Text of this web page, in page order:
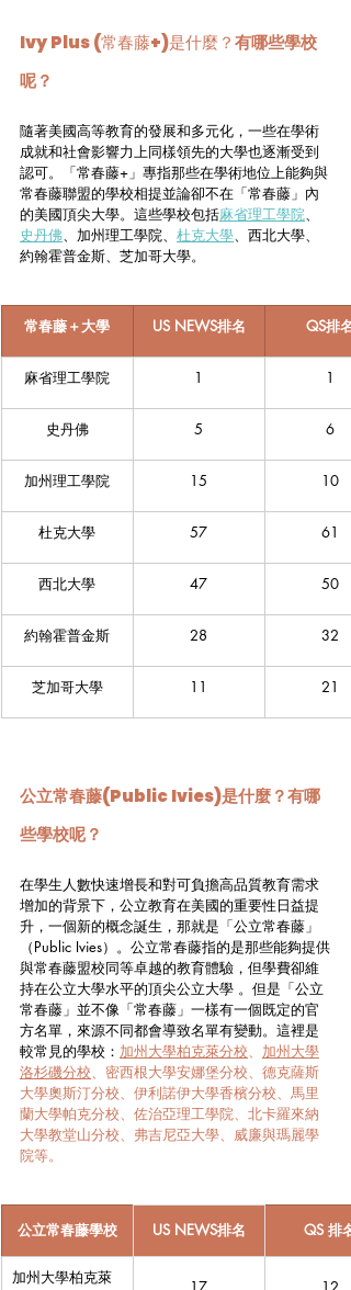
Ivy Plus (常春藤+)是什麼？有哪些學校
呢？
隨著美國高等教育的發展和多元化，一些在學術
成就和社會影響力上同樣領先的大學也逐漸受到
認可。「常春藤+」專指那些在學術地位上能夠與
常春藤聯盟的學校相提並論卻不在「常春藤」內
的美國頂尖大學。這些學校包括麻省理工學院、
史丹佛、加州理工學院、 杜克大學、西北大學、
約翰霍普金斯、芝加哥大學。
常春藤＋大學 US NEWS排名 QS排名
麻省理工學院 1 1
史丹佛 5 6
加州理工學院 15 10
杜克大學 57 61
西北大學 47 50
約翰霍普金斯 28 32
芝加哥大學 11 21
公立常春藤(Public Ivies)是什麼？有哪
些學校呢？
在學生人數快速增長和對可負擔高品質教育需求
增加的背景下，公立教育在美國的重要性日益提
升，一個新的概念誕生，那就是「公立常春藤」
（Public Ivies）。公立常春藤指的是那些能夠提供
與常春藤盟校同等卓越的教育體驗，但學費卻維
持在公立大學水平的頂尖公立大學 。但是「公立
常春藤」並不像「常春藤」一樣有一個既定的官
方名單，來源不同都會導致名單有變動。這裡是
較常見的學校： 加州大學柏克萊分校、 加州大學
洛杉磯分校、密西根大學安娜堡分校、德克薩斯
大學奧斯汀分校、伊利諾伊大學香檳分校、馬里
蘭大學帕克分校、佐治亞理工學院、北卡羅來納
大學教堂山分校、弗吉尼亞大學、威廉與瑪麗學
院等。
公立常春藤學校 US NEWS排名 QS 排名
加州大學柏克萊